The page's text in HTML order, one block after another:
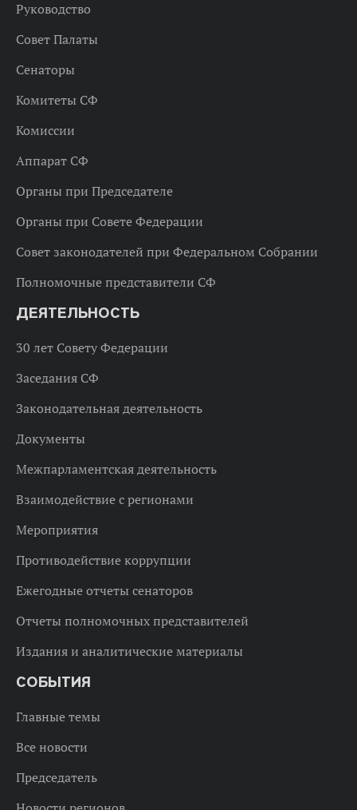
Руководство
Совет Палаты
Сенаторы
Комитеты СФ
Комиссии
Аппарат СФ
Органы при Председателе
Органы при Совете Федерации
Совет законодателей при Федеральном Собрании
Полномочные представители СФ
ДЕЯТЕЛЬНОСТЬ
30 лет Совету Федерации
Заседания СФ
Законодательная деятельность
Документы
Межпарламентская деятельность
Взаимодействие с регионами
Мероприятия
Противодействие коррупции
Ежегодные отчеты сенаторов
Отчеты полномочных представителей
Издания и аналитические материалы
СОБЫТИЯ
Главные темы
Все новости
Председатель